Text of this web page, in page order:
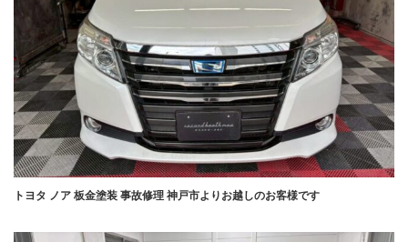
トヨタ ノア 板金塗装 事故修理 神戸市よりお越しのお客様です